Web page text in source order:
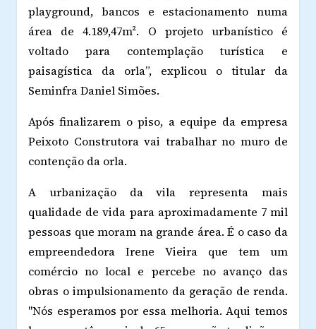
playground, bancos e estacionamento numa
área de 4.189,47m². O projeto urbanístico é
voltado para contemplação turística e
paisagística da orla”, explicou o titular da
Seminfra Daniel Simões.
Após finalizarem o piso, a equipe da empresa
Peixoto Construtora vai trabalhar no muro de
contenção da orla.
A urbanização da vila representa mais
qualidade de vida para aproximadamente 7 mil
pessoas que moram na grande área. É o caso da
empreendedora Irene Vieira que tem um
comércio no local e percebe no avanço das
obras o impulsionamento da geração de renda.
"Nós esperamos por essa melhoria. Aqui temos